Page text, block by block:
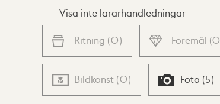
Visa inte lärarhandledningar
Ritning (0) Föremål (0
Bildkonst (0) Foto (5)